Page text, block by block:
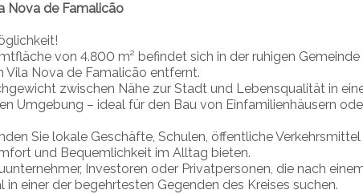
Nova de Famalicão
von 4.800 m² befindet sich in der ruhigen Gemeinde
Nova de Famalicão entfernt.
zwischen Nähe zur Stadt und Lebensqualität in
Umgebung – ideal für den Bau von Einfamilienhäusern
Sie lokale Geschäfte, Schulen, öffentliche
und Bequemlichkeit im Alltag bieten.
Investoren oder Privatpersonen, die nach
einer der begehrtesten Gegenden des Kreises suchen.